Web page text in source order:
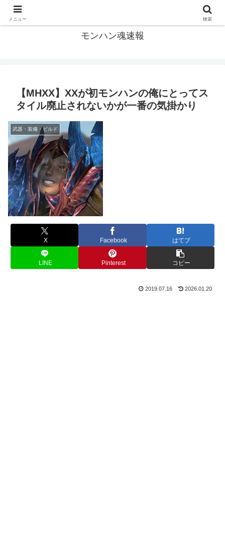
モンハン魂速報
【MHXX】XXが初モンハンの俺にとってス
タイル廃止されないかが一番の気掛かり
武器・装備・ビルド
X Facebook はてブ
LINE Pinterest コピー
2019.07.16 2026.01.20
メニュー 検索